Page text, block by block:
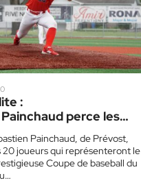
:
perce les
Painchaud, de Prévost,
20 joueurs qui représenteront le
Coupe de baseball du